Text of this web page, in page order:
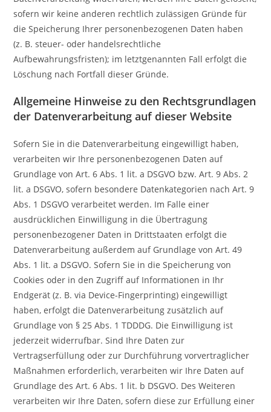
sofern wir keine anderen rechtlich zulässigen Gründe für
die Speicherung Ihrer personenbezogenen Daten haben
(z. B. steuer- oder handelsrechtliche
Aufbewahrungsfristen); im letztgenannten Fall erfolgt die
Löschung nach Fortfall dieser Gründe.
Allgemeine Hinweise zu den Rechtsgrundlagen
der Datenverarbeitung auf dieser Website
Sofern Sie in die Datenverarbeitung eingewilligt haben,
verarbeiten wir Ihre personenbezogenen Daten auf
Grundlage von Art. 6 Abs. 1 lit. a DSGVO bzw. Art. 9 Abs. 2
lit. a DSGVO, sofern besondere Datenkategorien nach Art. 9
Abs. 1 DSGVO verarbeitet werden. Im Falle einer
ausdrücklichen Einwilligung in die Übertragung
personenbezogener Daten in Drittstaaten erfolgt die
Datenverarbeitung außerdem auf Grundlage von Art. 49
Abs. 1 lit. a DSGVO. Sofern Sie in die Speicherung von
Cookies oder in den Zugriff auf Informationen in Ihr
Endgerät (z. B. via Device-Fingerprinting) eingewilligt
haben, erfolgt die Datenverarbeitung zusätzlich auf
Grundlage von § 25 Abs. 1 TDDDG. Die Einwilligung ist
jederzeit widerrufbar. Sind Ihre Daten zur
Vertragserfüllung oder zur Durchführung vorvertraglicher
Maßnahmen erforderlich, verarbeiten wir Ihre Daten auf
Grundlage des Art. 6 Abs. 1 lit. b DSGVO. Des Weiteren
verarbeiten wir Ihre Daten, sofern diese zur Erfüllung einer